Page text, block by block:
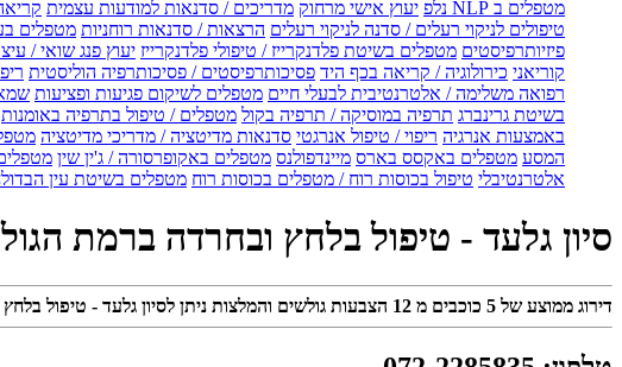
מטפלים ב NLP נלפ
יעוץ אישי מרחוק מדריכים / סדנאות למודעות עצמית
טיפולים לניקוי רעלים / סדנה לניקוי רעלים הרצאות / סדנאות רוחניות מטפלים
פיזיותרפיסטים מטפלים בשיטת פלדנקרייז / טיפולי פלדנקרייז יעוץ פנג שואי /
קוריאני כירולוגיה / קריאה בכף היד פסיכותרפיסטים / פסיכותרפיה הוליסטית
רפואה משלימה / אלטרנטיבית לבעלי חיים מטפלים לשיקום פגיעות ופציעות
בשיטת גרינברג תרפיה במוסיקה / תרפיה בקול מטפלים / טיפול בתרפיה באומנות
באמצעות אנרגיה ריפוי / טיפול אנרגטי סדנאות מדיטציה / מדריכי מדיטציה
המסע מטפלים באקסס בארס מיינדפולנס מטפלים באקופרסורה / ג'ין שין
אלטרנטיבלי טיפול בכוסות רוח / מטפלים בכוסות רוח מטפלים בשיטת עין
סיון גלעד - טיפול בלחץ ובחרדה ברמת
דירוג ממוצע של 5 כוכבים מ 12 הצבעות גולשים והמלצות ניתן לסיון גלעד - טיפול